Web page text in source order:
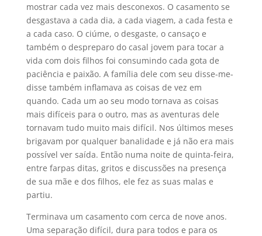
mostrar cada vez mais desconexos. O casamento se
desgastava a cada dia, a cada viagem, a cada festa e
a cada caso. O ciúme, o desgaste, o cansaço e
também o despreparo do casal jovem para tocar a
vida com dois filhos foi consumindo cada gota de
paciência e paixão. A família dele com seu disse-me-
disse também inflamava as coisas de vez em
quando. Cada um ao seu modo tornava as coisas
mais difíceis para o outro, mas as aventuras dele
tornavam tudo muito mais difícil. Nos últimos meses
brigavam por qualquer banalidade e já não era mais
possível ver saída. Então numa noite de quinta-feira,
entre farpas ditas, gritos e discussões na presença
de sua mãe e dos filhos, ele fez as suas malas e
partiu.
Terminava um casamento com cerca de nove anos.
Uma separação difícil, dura para todos e para os